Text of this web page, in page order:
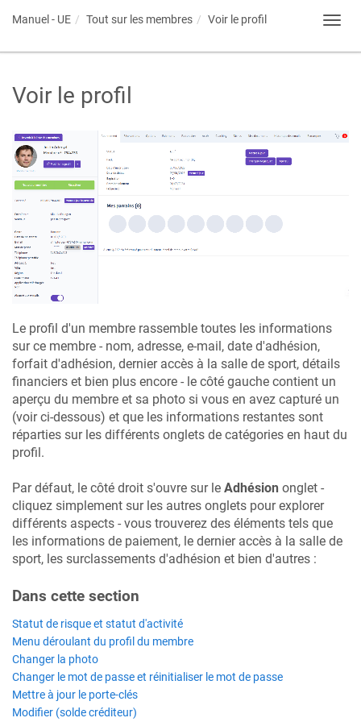
Manuel - UE Tout sur les membres Voir le profil
Voir le profil
Le profil d'un membre rassemble toutes les informations
sur ce membre - nom, adresse, e-mail, date d'adhésion,
forfait d'adhésion, dernier accès à la salle de sport, détails
financiers et bien plus encore - le côté gauche contient un
aperçu du membre et sa photo si vous en avez capturé un
(voir ci-dessous) et que les informations restantes sont
réparties sur les différents onglets de catégories en haut du
profil.
Par défaut, le côté droit s'ouvre sur le Adhésion onglet -
cliquez simplement sur les autres onglets pour explorer
différents aspects - vous trouverez des éléments tels que
les informations de paiement, le dernier accès à la salle de
sport, les surclassements d'adhésion et bien d'autres :
Dans cette section​
Statut de risque et statut d'activité
Menu déroulant du profil du membre
Changer la photo
Changer le mot de passe et réinitialiser le mot de passe
Mettre à jour le porte-clés
Modifier (solde créditeur)